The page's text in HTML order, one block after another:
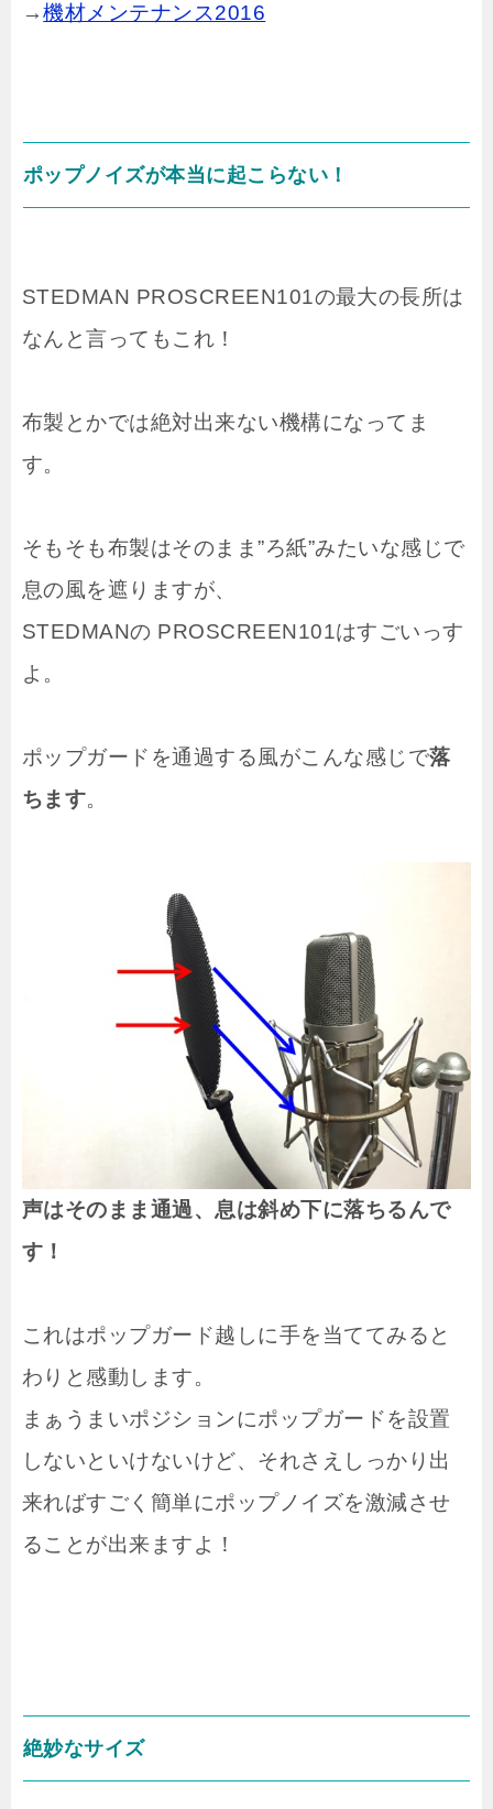
→機材メンテナンス2016
ポップノイズが本当に起こらない！
STEDMAN PROSCREEN101の最大の長所は
なんと言ってもこれ！
布製とかでは絶対出来ない機構になってま
す。
そもそも布製はそのまま”ろ紙”みたいな感じで
息の風を遮りますが、
STEDMANの PROSCREEN101はすごいっす
よ。
ポップガードを通過する風がこんな感じで落
ちます。
声はそのまま通過、息は斜め下に落ちるんで
す！
これはポップガード越しに手を当ててみると
わりと感動します。
まぁうまいポジションにポップガードを設置
しないといけないけど、それさえしっかり出
来ればすごく簡単にポップノイズを激減させ
ることが出来ますよ！
絶妙なサイズ